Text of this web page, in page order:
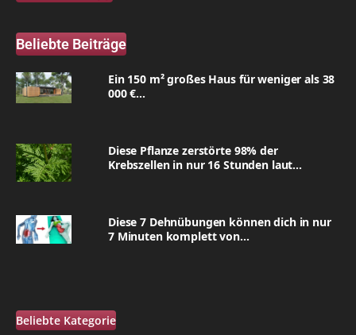
Beliebte Beiträge
Ein 150 m² großes Haus für weniger als 38
000 €...
Diese Pflanze zerstörte 98% der
Krebszellen in nur 16 Stunden laut...
Diese 7 Dehnübungen können dich in nur
7 Minuten komplett von...
Beliebte Kategorie